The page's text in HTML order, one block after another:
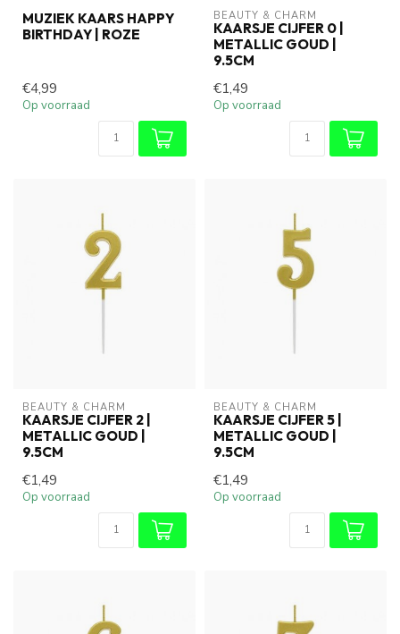
MUZIEK KAARS HAPPY
BIRTHDAY | ROZE
€4,99
Op voorraad
BEAUTY & CHARM
KAARSJE CIJFER 0 |
METALLIC GOUD |
9.5CM
€1,49
Op voorraad
BEAUTY & CHARM
KAARSJE CIJFER 2 |
METALLIC GOUD |
9.5CM
€1,49
Op voorraad
BEAUTY & CHARM
KAARSJE CIJFER 5 |
METALLIC GOUD |
9.5CM
€1,49
Op voorraad